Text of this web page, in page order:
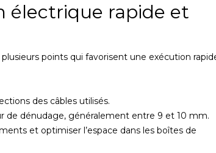
électrique rapide et
points qui favorisent une exécution
des câbles utilisés.
de dénudage, généralement entre 9 et 10 mm.
et optimiser l’espace dans les boîtes de